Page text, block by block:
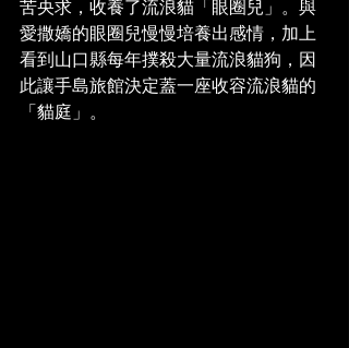
苦央求，收養了流浪貓「眼圈兒」。與
愛撒嬌的眼圈兒慢慢培養出感情，加上
看到山口縣每年撲殺大量流浪貓狗，因
此讓手島旅館決定蓋一座收容流浪貓的
「貓庭」。